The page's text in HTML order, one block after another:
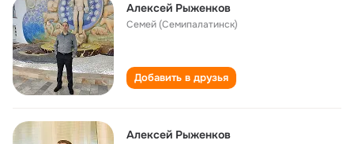
Алексей Рыженков
Семей (Семипалатинск)
Добавить в друзья
Алексей Рыженков